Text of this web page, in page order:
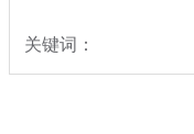
关键词：